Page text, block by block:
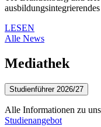
LESEN
Alle News
Mediathek
Studienführer 2026/27
Alle Informationen zu
Studienangebot